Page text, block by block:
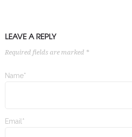
LEAVE A REPLY
Required fields are marked *
Name*
Email*